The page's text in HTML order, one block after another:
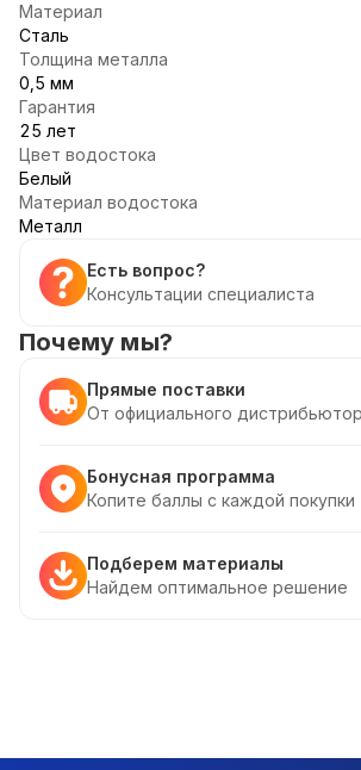
Материал
Сталь
Толщина металла
0,5 мм
Гарантия
25 лет
Цвет водостока
Белый
Материал водостока
Металл
Есть вопрос?
Консультации специалиста
Почему мы?
Прямые поставки
От официального
Бонусная программа
Копите баллы с каждой покупки
Подберем материалы
Найдем оптимальное решение